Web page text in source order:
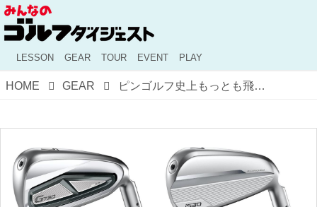
LESSON GEAR TOUR EVENT PLAY
HOME GEAR ピンゴルフ史上もっとも飛ぶ『G730』と飛び系ツアーアイアン『i530』を発表！